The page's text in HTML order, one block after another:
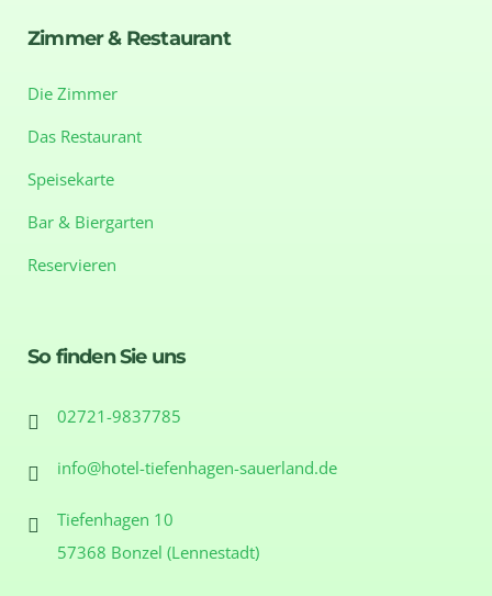
Zimmer & Restaurant
Die Zimmer
Das Restaurant
Speisekarte
Bar & Biergarten
Reservieren
So finden Sie uns
02721-9837785
info@hotel-tiefenhagen-sauerland.de
Tiefenhagen 10
57368 Bonzel (Lennestadt)